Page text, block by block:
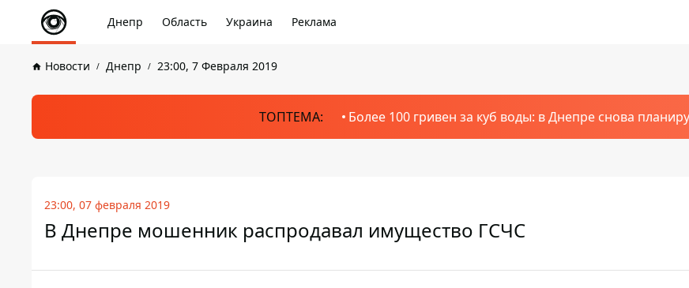
Днепр Область Украина Реклама
Новости Днепр 23:00, 7 Февраля 2019
ТОПТЕМА: Более 100 гривен за куб воды: в Днепре снова
23:00, 07 февраля 2019
В Днепре мошенник распродавал имущество ГСЧС